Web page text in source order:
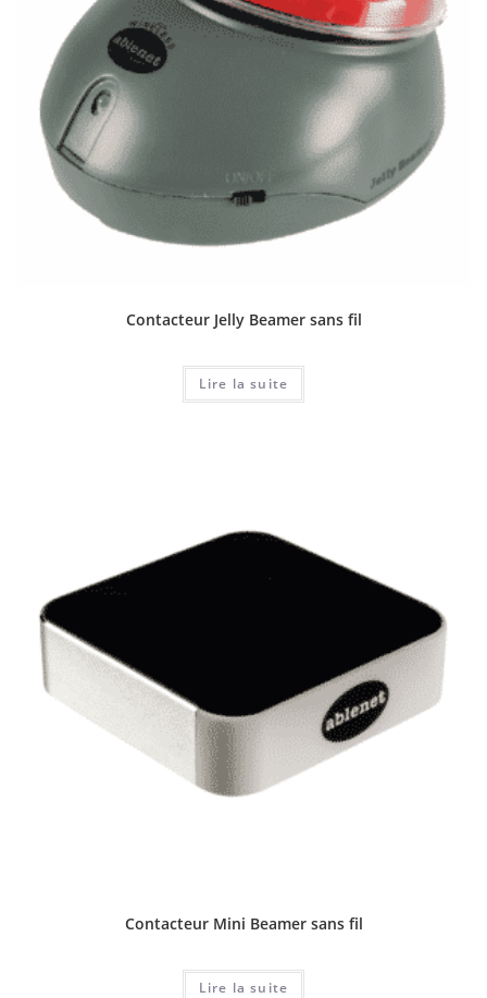
Contacteur Jelly Beamer sans fil
Lire la suite
Contacteur Mini Beamer sans fil
Lire la suite